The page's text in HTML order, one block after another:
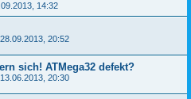
14:32
28.09.2013, 20:52
sich! ATMega32 defekt?
13.06.2013, 20:30